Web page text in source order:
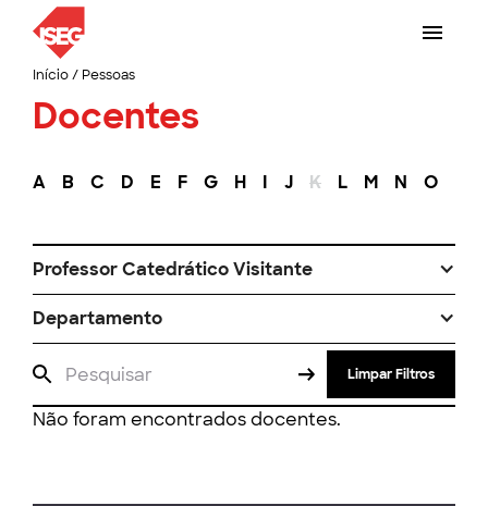
Início/ Pessoas
Docentes
A B C D E F G H I J K L M N O
Professor Catedrático Visitante
Departamento
Limpar Filtros
Não foram encontrados docentes.